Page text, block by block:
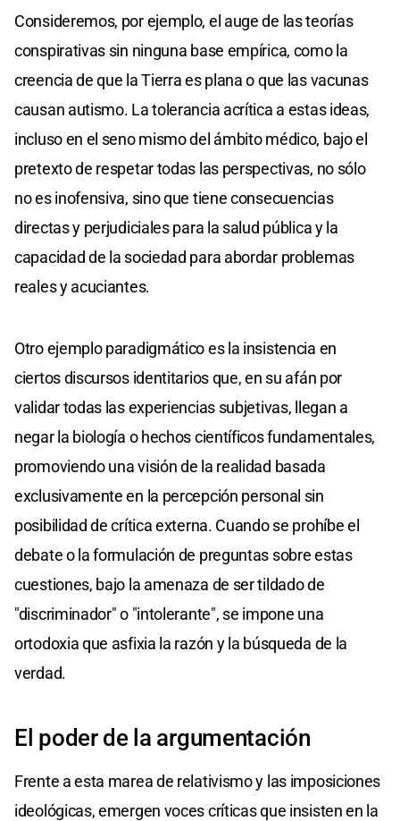
Consideremos, por ejemplo, el auge de las teorías
conspirativas sin ninguna base empírica, como la
creencia de que la Tierra es plana o que las vacunas
causan autismo. La tolerancia acrítica a estas ideas,
incluso en el seno mismo del ámbito médico, bajo el
pretexto de respetar todas las perspectivas, no sólo
no es inofensiva, sino que tiene consecuencias
directas y perjudiciales para la salud pública y la
capacidad de la sociedad para abordar problemas
reales y acuciantes.
Otro ejemplo paradigmático es la insistencia en
ciertos discursos identitarios que, en su afán por
validar todas las experiencias subjetivas, llegan a
negar la biología o hechos científicos fundamentales,
promoviendo una visión de la realidad basada
exclusivamente en la percepción personal sin
posibilidad de crítica externa. Cuando se prohíbe el
debate o la formulación de preguntas sobre estas
cuestiones, bajo la amenaza de ser tildado de
"discriminador" o "intolerante", se impone una
ortodoxia que asfixia la razón y la búsqueda de la
verdad.
El poder de la argumentación
Frente a esta marea de relativismo y las imposiciones
ideológicas, emergen voces críticas que insisten en la